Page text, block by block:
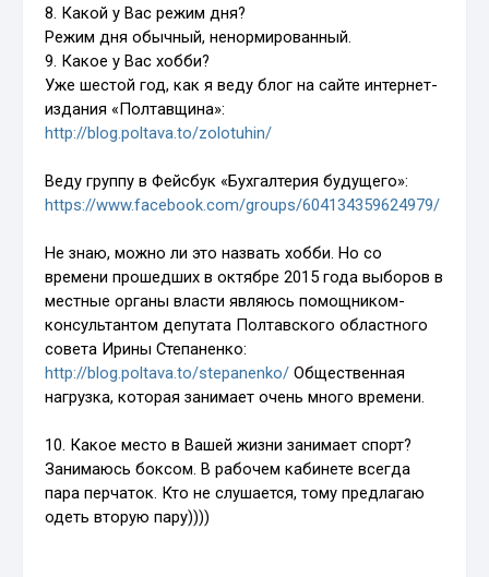
8. Какой у Вас режим дня?
Режим дня обычный, ненормированный.
9. Какое у Вас хобби?
Уже шестой год, как я веду блог на сайте интернет-
издания «Полтавщина»:
http://blog.poltava.to/zolotuhin/
Веду группу в Фейсбук «Бухгалтерия будущего»:
https://www.facebook.com/groups/604134359624979/
Не знаю, можно ли это назвать хобби. Но со
времени прошедших в октябре 2015 года выборов в
местные органы власти являюсь помощником-
консультантом депутата Полтавского областного
совета Ирины Степаненко:
http://blog.poltava.to/stepanenko/ Общественная
нагрузка, которая занимает очень много времени.
10. Какое место в Вашей жизни занимает спорт?
Занимаюсь боксом. В рабочем кабинете всегда
пара перчаток. Кто не слушается, тому предлагаю
одеть вторую пару))))